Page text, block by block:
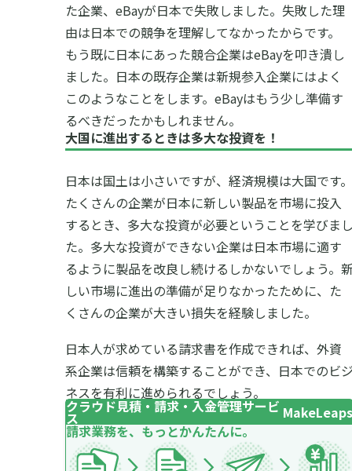
た企業、eBayが日本で失敗しました。失敗した理
由は日本での競争を理解してなかったからです。
もう既に日本にあった競合企業はeBayを叩き潰し
ました。日本の既存企業は新規参入企業にはよく
このようなことをします。eBayはもう少し準備す
るべきだったかもしれません。
大国に進出するときは多大な投資を！
日本は国土は小さいですが、経済規模は大国です。
たくさんの企業が日本に新しい製品を市場に投入
するとき、多大な投資が必要ということを学びま
た。多大な投資ができない企業は日本市場に適す
るように製品を改良し続けるしかないでしょう。
しい市場に進出の準備が足りなかったために、た
くさんの企業が大きい損失を経験しました。
日本人が求めている請求書を作成できれば、外資
系企業は信頼を構築することができ、日本でのビ
ネスを有利に進められるでしょう。
クラウド見積・請求・入金管理サービ
ス
MakeLeaps
請求業務を、もっとかんたんに。